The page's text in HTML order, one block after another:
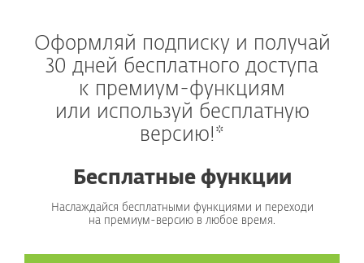
Оформляй подписку и получай
30 дней бесплатного доступа
к премиум-функциям
или используй бесплатную
версию!*
Бесплатные функции
Наслаждайся бесплатными функциями и переходи
на премиум-версию в любое время.